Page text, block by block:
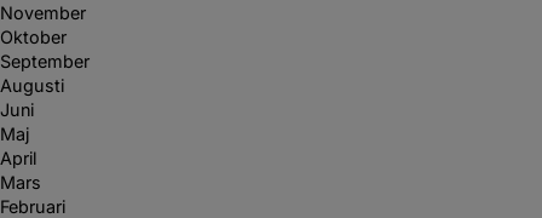
November
Oktober
September
Augusti
Juni
Maj
April
Mars
Februari